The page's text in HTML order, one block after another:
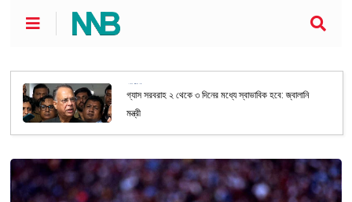
গ্যাস সরবরাহ ২ থেকে ৩ দিনের মধ্যে স্বাভাবিক হবে: জ্বালানি
মন্ত্রী